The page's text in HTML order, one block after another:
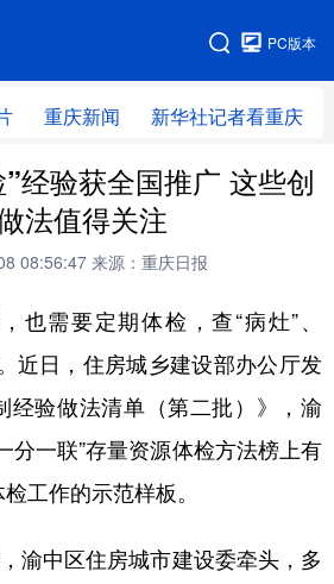
PC版本
重庆新闻 新华社记者看重庆
网站地图
经验获全国推广 这些创
法值得关注
08:56:47 来源：重庆日报
需要定期体检，查“病灶”、
近日，住房城乡建设部办公厅发
经验做法清单（第二批）》，渝
分一联”存量资源体检方法榜上有
工作的示范样板。
中区住房城市建设委牵头，多